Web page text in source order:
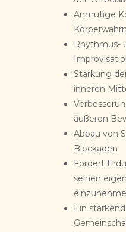
Anmutige
Rhythmus-
Stärkung
inneren
äußeren
Abbau von
Blockaden
Fördert
seinen
Ein